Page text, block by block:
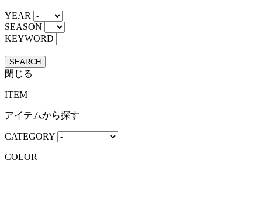
YEAR
SEASON
KEYWORD
SEARCH
閉じる
ITEM
アイテムから探す
CATEGORY
COLOR